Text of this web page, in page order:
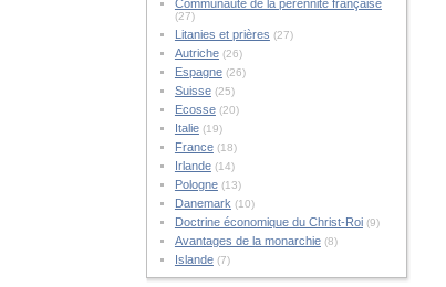
Communauté de la pérennité française
(27)
Litanies et prières (27)
Autriche(26)
Espagne(26)
Suisse(25)
Ecosse(20)
Italie(19)
France(18)
Irlande(14)
Pologne(13)
Danemark (10)
Doctrine économique du Christ-Roi(9)
Avantages de la monarchie(8)
Islande(7)